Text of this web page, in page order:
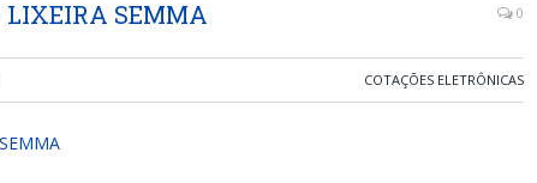
LIXEIRA SEMMA 0
COTAÇÕES ELETRÔNICAS